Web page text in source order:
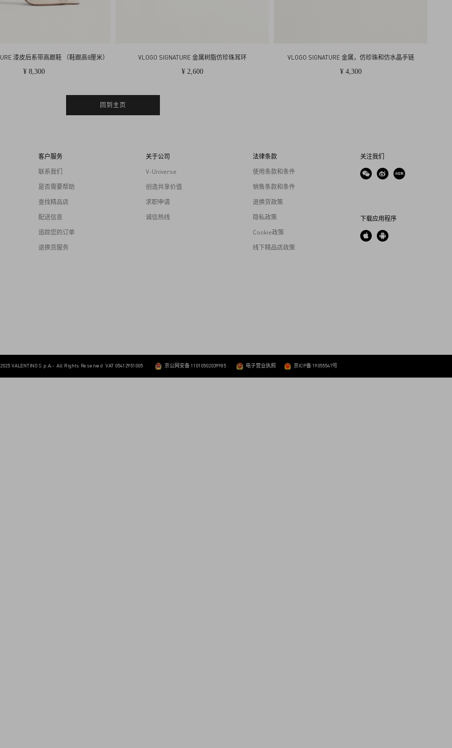
漆皮后系带高跟鞋 （鞋跟高8厘米）
¥ 8,300
VLOGO SIGNATURE 金属树脂仿珍珠耳环
¥ 2,600
VLOGO SIGNATURE 金属，仿珍珠和仿水晶手链
¥ 4,300
回到主页
客户服务
联系我们
是否需要帮助
查找精品店
配送信息
追踪您的订单
退换货服务
关于公司
V-Universe
创造共享价值
求职申请
诚信热线
法律条款
使用条款和条件
销售条款和条件
退换货政策
隐私政策
Cookie政策
线下精品店政策
关注我们
下载应用程序
京公网安备 11010502039985 电子营业执照 京ICP备 19055547号
VALENTINO S.p.A.- All Rights Reserved VAT 05412951005